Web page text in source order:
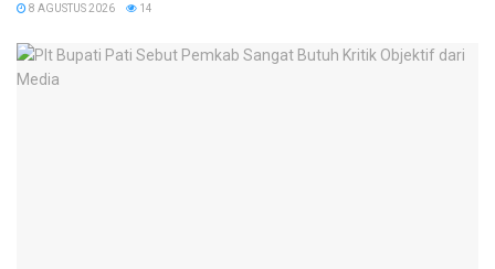
8 AGUSTUS 2026 14